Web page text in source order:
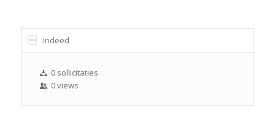
Indeed
0 sollicitaties
0 views